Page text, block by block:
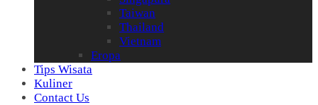
Taiwan
Thailand
Vietnam
Eropa
Tips Wisata
Kuliner
Contact Us